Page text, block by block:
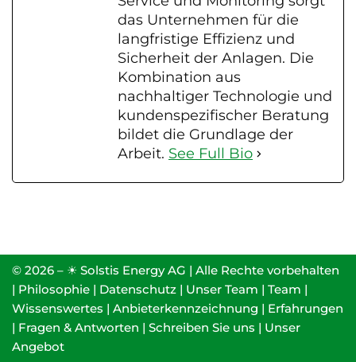
das Unternehmen für die
langfristige Effizienz und
Sicherheit der Anlagen. Die
Kombination aus
nachhaltiger Technologie und
kundenspezifischer Beratung
bildet die Grundlage der
Arbeit. See Full Bio
© 2026 – ☀ Solstis Energy AG | Alle Rechte vorbehalten
| Philosophie | Datenschutz | Unser Team | Team |
Wissenswertes | Anbieterkennzeichnung | Erfahrungen
| Fragen & Antworten | Schreiben Sie uns | Unser
Angebot